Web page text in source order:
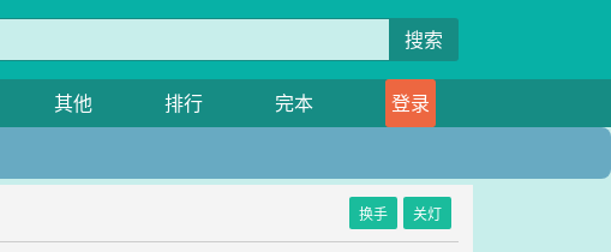
搜索
其他 排行 完本
登录
换手 关灯